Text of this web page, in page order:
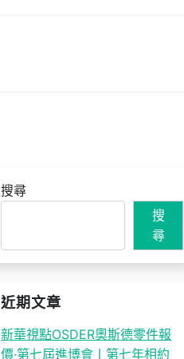
搜尋
搜
尋
近期文章
新華視點OSDER奧斯德零件報
價·第七屆進博會丨第七年相約